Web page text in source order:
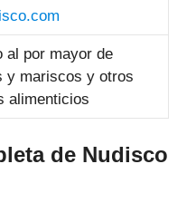
al por mayor de
y mariscos y otros
alimenticios
de Nudisco